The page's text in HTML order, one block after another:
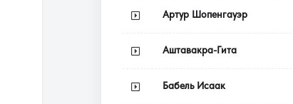
Артур Шопенгауэр
Аштавакра-Гита
Бабель Исаак